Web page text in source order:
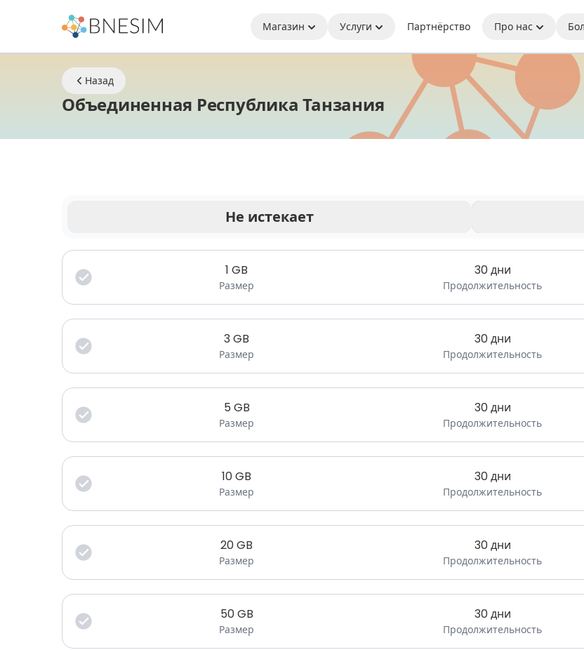
Магазин Услуги Партнёрство Про нас
Назад
Объединенная Республика ТанзанияeSIM | Оставайтесь
Не истекает
Ваши данные действительны в течение ограниченного времени.
1 GB
Размер
30 дни
Продолжительность
3GB
Размер
30 дни
Продолжительность
5 GB
Размер
30 дни
Продолжительность
10GB
Размер
30 дни
Продолжительность
20GB
Размер
30 дни
Продолжительность
50GB
Размер
30 дни
Продолжительность